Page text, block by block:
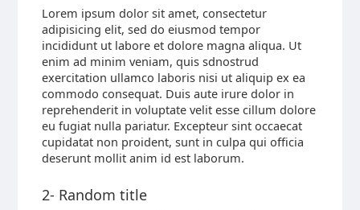
Lorem ipsum dolor sit amet, consectetur
adipisicing elit, sed do eiusmod tempor
incididunt ut labore et dolore magna aliqua. Ut
enim ad minim veniam, quis sdnostrud
exercitation ullamco laboris nisi ut aliquip ex ea
commodo consequat. Duis aute irure dolor in
reprehenderit in voluptate velit esse cillum dolore
eu fugiat nulla pariatur. Excepteur sint occaecat
cupidatat non proident, sunt in culpa qui officia
deserunt mollit anim id est laborum.
2- Random title